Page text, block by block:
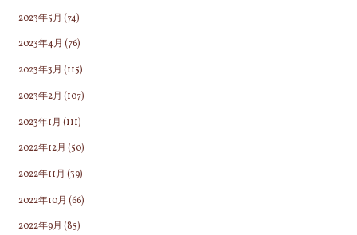
2023年5月 (74)
2023年4月 (76)
2023年3月 (115)
2023年2月 (107)
2023年1月 (111)
2022年12月 (50)
2022年11月 (39)
2022年10月 (66)
2022年9月 (85)